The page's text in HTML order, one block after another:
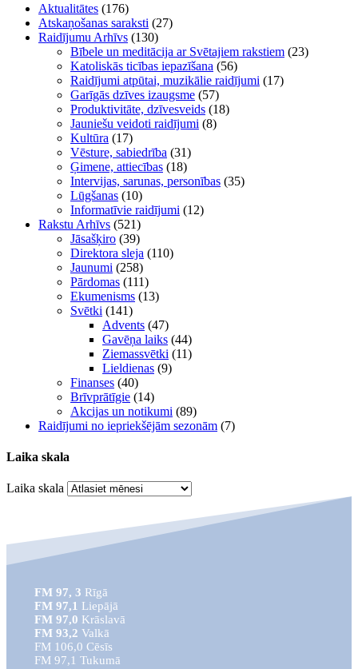
Aktualitātes (176)
Atskaņošanas saraksti (27)
Raidījumu Arhīvs (130)
Bībele un meditācija ar Svētajiem rakstiem (23)
Katoliskās ticības iepazīšana (56)
Raidījumi atpūtai, muzikālie raidījumi (17)
Garīgās dzīves izaugsme (57)
Produktivitāte, dzīvesveids (18)
Jauniešu veidoti raidījumi (8)
Kultūra (17)
Vēsture, sabiedrība (31)
Ģimene, attiecības (18)
Intervijas, sarunas, personības (35)
Lūgšanas (10)
Informatīvie raidījumi (12)
Rakstu Arhīvs (521)
Jāsašķiro (39)
Direktora sleja (110)
Jaunumi (258)
Pārdomas (111)
Ekumenisms (13)
Svētki (141)
Advents (47)
Gavēņa laiks (44)
Ziemassvētki (11)
Lieldienas (9)
Finanses (40)
Brīvprātīgie (14)
Akcijas un notikumi (89)
Raidījumi no iepriekšējām sezonām (7)
Laika skala
Laika skala
FM 97, 3 Rīgā
FM 97,1 Liepājā
FM 97,0 Krāslavā
FM 93,2Valkā
FM 106,0 Cēsīs
FM 97,1 Tukumā